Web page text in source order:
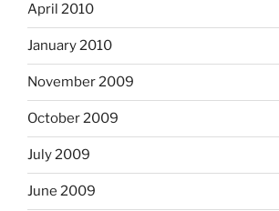
April 2010
January 2010
November 2009
October 2009
July 2009
June 2009